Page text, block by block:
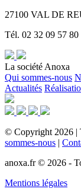
27100 VAL DE
Tél. 02 32 09 57 80
La société Anoxa
Qui sommes-nous
Actualités
© Copyright 2026 |
sommes-nous |
anoxa.fr © 2026 -
Mentions légales